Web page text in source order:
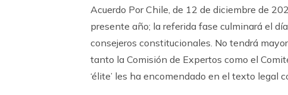
Acuerdo Por Chile, de 12 de diciembre de
presente año; la referida fase culminará el
consejeros constitucionales. No tendrá
tanto la Comisión de Expertos como el
‘élite’ les ha encomendado en el texto legal